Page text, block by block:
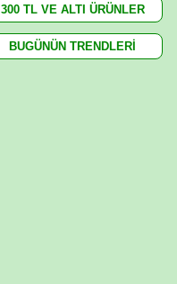
300 TL VE ALTI ÜRÜNLER
BUGÜNÜN TRENDLERİ